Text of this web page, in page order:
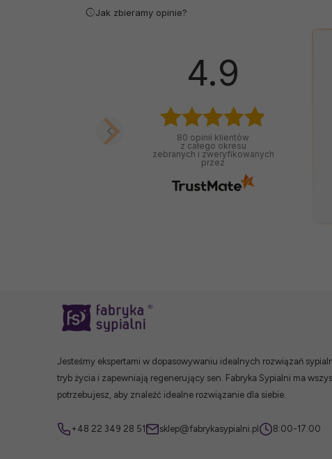
Jak zbieramy opinie?
4.9
80 opinii klientów
z całego okresu
zebranych i zweryfikowanych
przez
Jesteśmy ekspertami w dopasowywaniu idealnych rozwiązań
tryb życia i zapewniają regenerujący sen. Fabryka Sypialni ma
potrzebujesz, aby znaleźć idealne rozwiązanie dla siebie.
+48 22 349 28 51 sklep@fabrykasypialni.pl 8:00-17:00